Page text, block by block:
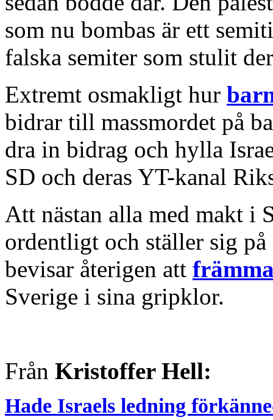
som nu bombas är ett
falska semiter som stulit
Extremt osmakligt hur
bidrar till massmordet på
dra in bidrag och hylla
SD och deras YT-kanal
Att nästan alla med makt i
ordentligt och ställer sig
bevisar återigen att
Sverige i sina gripklor.
Från Kristoffer Hell:
Hade Israels ledning